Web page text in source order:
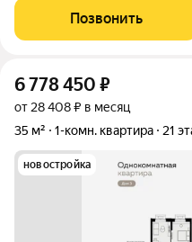
небольшая аккуратная
(на фото старая). Из одной из
Позвонить
6 778 450 ₽
от 28 408 ₽ в месяц
35 м²
1-комн. квартира 21
новостройка